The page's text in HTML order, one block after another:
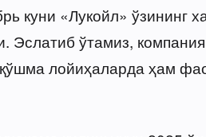
куни «Лукойл» ўзининг
Эслатиб ўтамиз,
лойиҳаларда ҳам